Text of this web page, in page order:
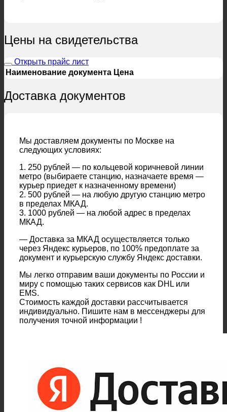
Цены на свидетельства
Открыть прайс лист
Наименование документа Цена
Доставка документов
Мы доставляем документы по Москве на
следующих условиях:
1. 250 рублей — по кольцевой коричневой линии
метро (выбираете станцию, назначаете время —
курьер приедет к назначенному времени)
2. 500 рублей — на любую другую станцию метро
в пределах МКАД.
3. 1000 рублей — на любой адрес в пределах
МКАД.
— Доставка за МКАД осуществляется только
через Яндекс курьеров, по 100% предоплате за
документ и курьерскую службу Яндекс доставки.
Мы легко отправим ваши документы по России и
миру с помощью таких сервисов как DHL или
EMS.
Стоимость каждой доставки рассчитывается
индивидуально. Пишите нам в мессенджеры для
получения точной информации !